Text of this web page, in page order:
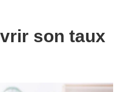
son taux